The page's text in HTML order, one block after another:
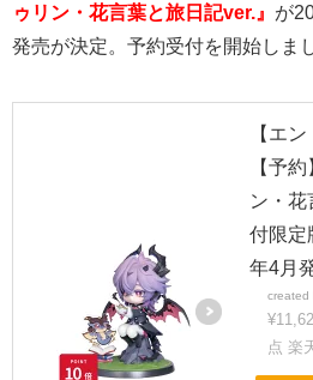
ゥリン・花言葉と旅日記ver.』 が
発売が決定。予約受付を開始しま
【エ
【予
ン・花
付限定
年4月
created
点 楽